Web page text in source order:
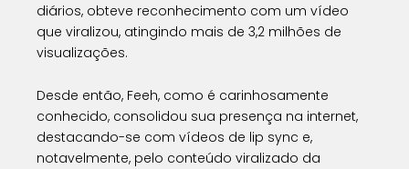
diários, obteve reconhecimento com um vídeo
que viralizou, atingindo mais de 3,2 milhões de
visualizações.
Desde então, Feeh, como é carinhosamente
conhecido, consolidou sua presença na internet,
destacando-se com vídeos de lip sync e,
notavelmente, pelo conteúdo viralizado da